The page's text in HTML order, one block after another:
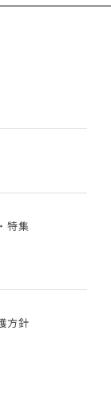
特集
方針